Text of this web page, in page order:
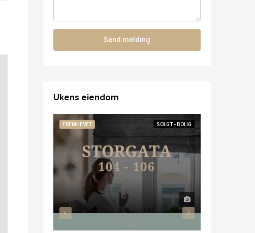
Send melding
Ukens eiendom
FREMHEVET SOLGT - BOLIG